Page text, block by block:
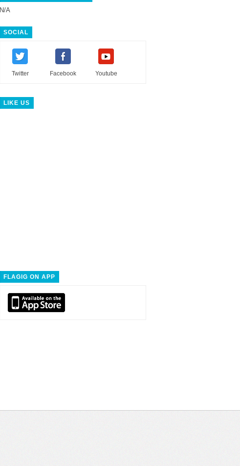
N/A
SOCIAL
Twitter Facebook Youtube
LIKE US
FLAGIG ON APP